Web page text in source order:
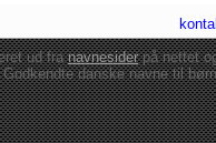
ud franavnesiderpå nettet
Godkendte danskenavne til børn